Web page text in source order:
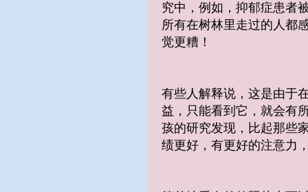
究中，例如，抑郁症患者
所有在树林里走过的人都
觉更糟！
有些人解释说，这是由于
益，只能看到它，就会有
孩的研究发现，比起那些
绩更好，有更好的注意力